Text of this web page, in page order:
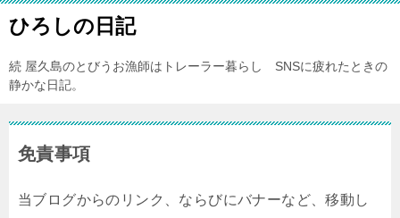
ひろしの日記
続 屋久島のとびうお漁師はトレーラー暮らし SNSに疲れたときの
静かな日記。
免責事項
当ブログからのリンク、ならびにバナーなど、移動し